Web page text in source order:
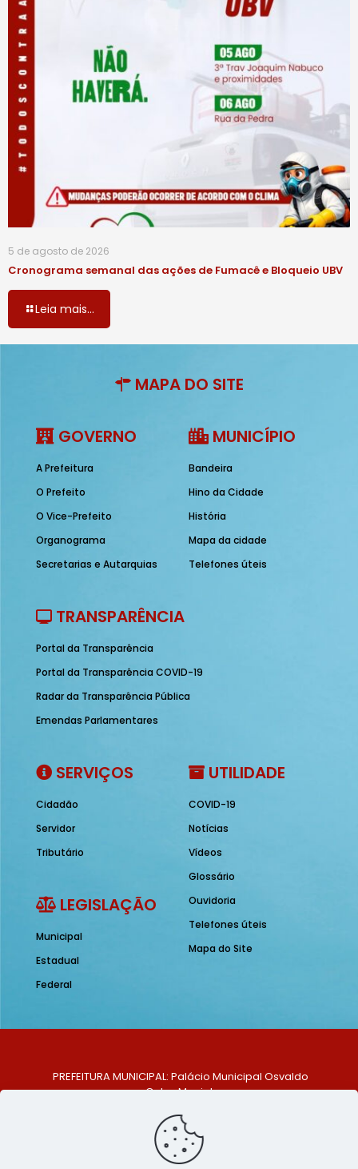
5 de agosto de 2026
Cronograma semanal das ações de Fumacê e Bloqueio UBV
Leia mais...
MAPA DO SITE
GOVERNO
A Prefeitura
O Prefeito
O Vice-Prefeito
Organograma
Secretarias e Autarquias
MUNICÍPIO
Bandeira
Hino da Cidade
História
Mapa da cidade
Telefones úteis
TRANSPARÊNCIA
Portal da Transparência
Portal da Transparência COVID-19
Radar da Transparência Pública
Emendas Parlamentares
SERVIÇOS
Cidadão
Servidor
Tributário
LEGISLAÇÃO
Municipal
Estadual
Federal
UTILIDADE
COVID-19
Notícias
Vídeos
Glossário
Ouvidoria
Telefones úteis
Mapa do Site
PREFEITURA MUNICIPAL: Palácio Municipal Osvaldo
Celso Maciel
Centro, São Bento do Una - PE. CEP: 553370-128
TELEFONE: (81) 99548-1569
E-MAIL: ouvidoria@saobentodouna.pe.gov.br